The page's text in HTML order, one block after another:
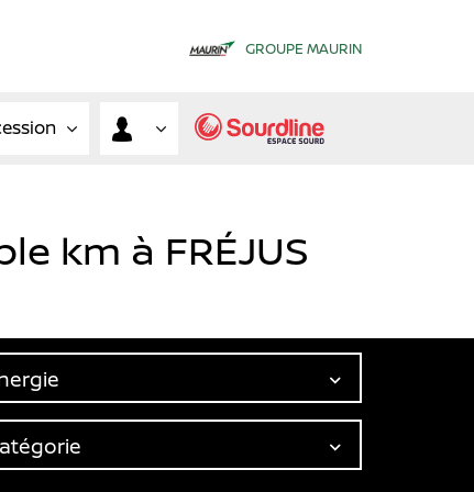
GROUPE MAURIN
km à FRÉJUS